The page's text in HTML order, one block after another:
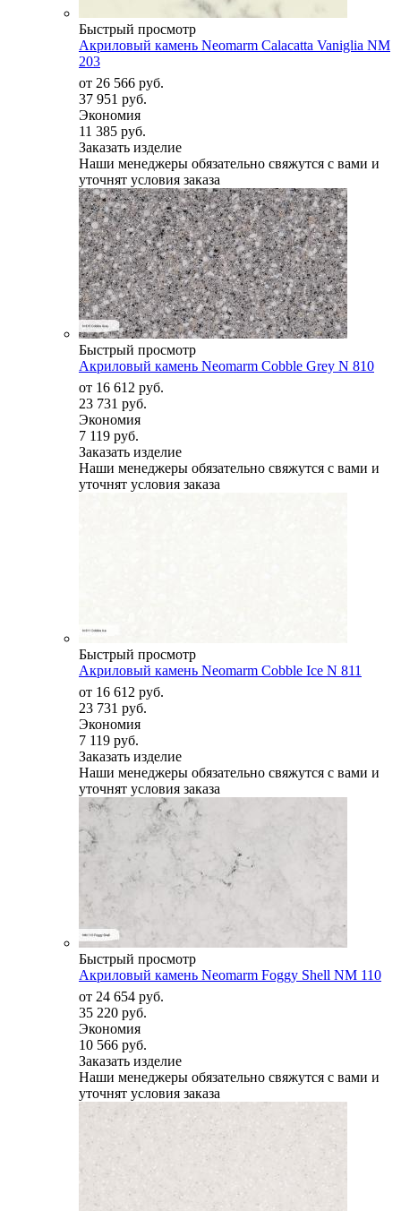
Быстрый просмотр
Акриловый камень Neomarm Calacatta Vaniglia NM
203
от 26 566 руб.
37 951 руб.
Экономия
11 385 руб.
Заказать изделие
Наши менеджеры обязательно свяжутся с вами и
уточнят условия заказа
Быстрый просмотр
Акриловый камень Neomarm Cobble Grey N 810
от 16 612 руб.
23 731 руб.
Экономия
7 119 руб.
Заказать изделие
Наши менеджеры обязательно свяжутся с вами и
уточнят условия заказа
Быстрый просмотр
Акриловый камень Neomarm Cobble Ice N 811
от 16 612 руб.
23 731 руб.
Экономия
7 119 руб.
Заказать изделие
Наши менеджеры обязательно свяжутся с вами и
уточнят условия заказа
Быстрый просмотр
Акриловый камень Neomarm Foggy Shell NM 110
от 24 654 руб.
35 220 руб.
Экономия
10 566 руб.
Заказать изделие
Наши менеджеры обязательно свяжутся с вами и
уточнят условия заказа